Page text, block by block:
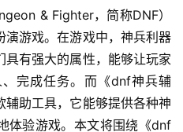
& Fighter，简称DNF）
演游戏。在游戏中，神兵利器
有强大的属性，能够让玩家
完成任务。而《dnf神兵辅
助工具，它能够提供各种神
体验游戏。本文将围绕《dnf